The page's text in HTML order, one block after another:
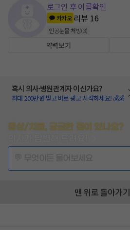
로그인 후 이름확인
카카오 리뷰 16
인공눈물 처방(3)
약력보기
혹시 의사·병원관계자 이신가요?
최대 200만원 받고 바로 광고 시작하세요! 💰💰
증상/치료, 궁금한 점이 있나요?
맨 위로 돌아가기